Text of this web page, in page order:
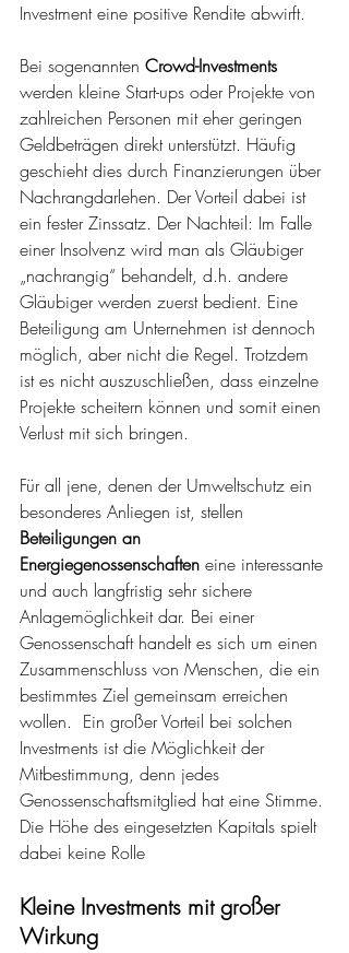
Investment eine positive Rendite abwirft.
Bei sogenannten Crowd-Investments
werden kleine Start-ups oder Projekte von
zahlreichen Personen mit eher geringen
Geldbeträgen direkt unterstützt. Häufig
geschieht dies durch Finanzierungen über
Nachrangdarlehen. Der Vorteil dabei ist
ein fester Zinssatz. Der Nachteil: Im Falle
einer Insolvenz wird man als Gläubiger
„nachrangig“ behandelt, d.h. andere
Gläubiger werden zuerst bedient. Eine
Beteiligung am Unternehmen ist dennoch
möglich, aber nicht die Regel. Trotzdem
ist es nicht auszuschließen, dass einzelne
Projekte scheitern können und somit einen
Verlust mit sich bringen.
Für all jene, denen der Umweltschutz ein
besonderes Anliegen ist, stellen
Beteiligungen an
Energiegenossenschaften eine interessante
und auch langfristig sehr sichere
Anlagemöglichkeit dar. Bei einer
Genossenschaft handelt es sich um einen
Zusammenschluss von Menschen, die ein
bestimmtes Ziel gemeinsam erreichen
wollen.  Ein großer Vorteil bei solchen
Investments ist die Möglichkeit der
Mitbestimmung, denn jedes
Genossenschaftsmitglied hat eine Stimme.
Die Höhe des eingesetzten Kapitals spielt
dabei keine Rolle
Kleine Investments mit großer
Wirkung